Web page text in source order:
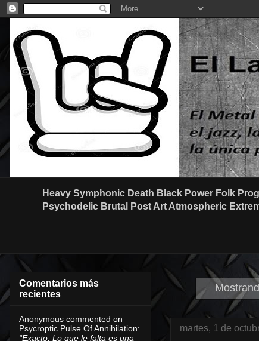
Heavy Symphonic Death Black Power Folk
Psychodelic Brutal Post Art Atmospheric
martes, 1 de
Comentarios más
recientes
Anonymous commented on
Psycroptic Pulse Of Annihilation:
“Exacto. Lo que le falta es una